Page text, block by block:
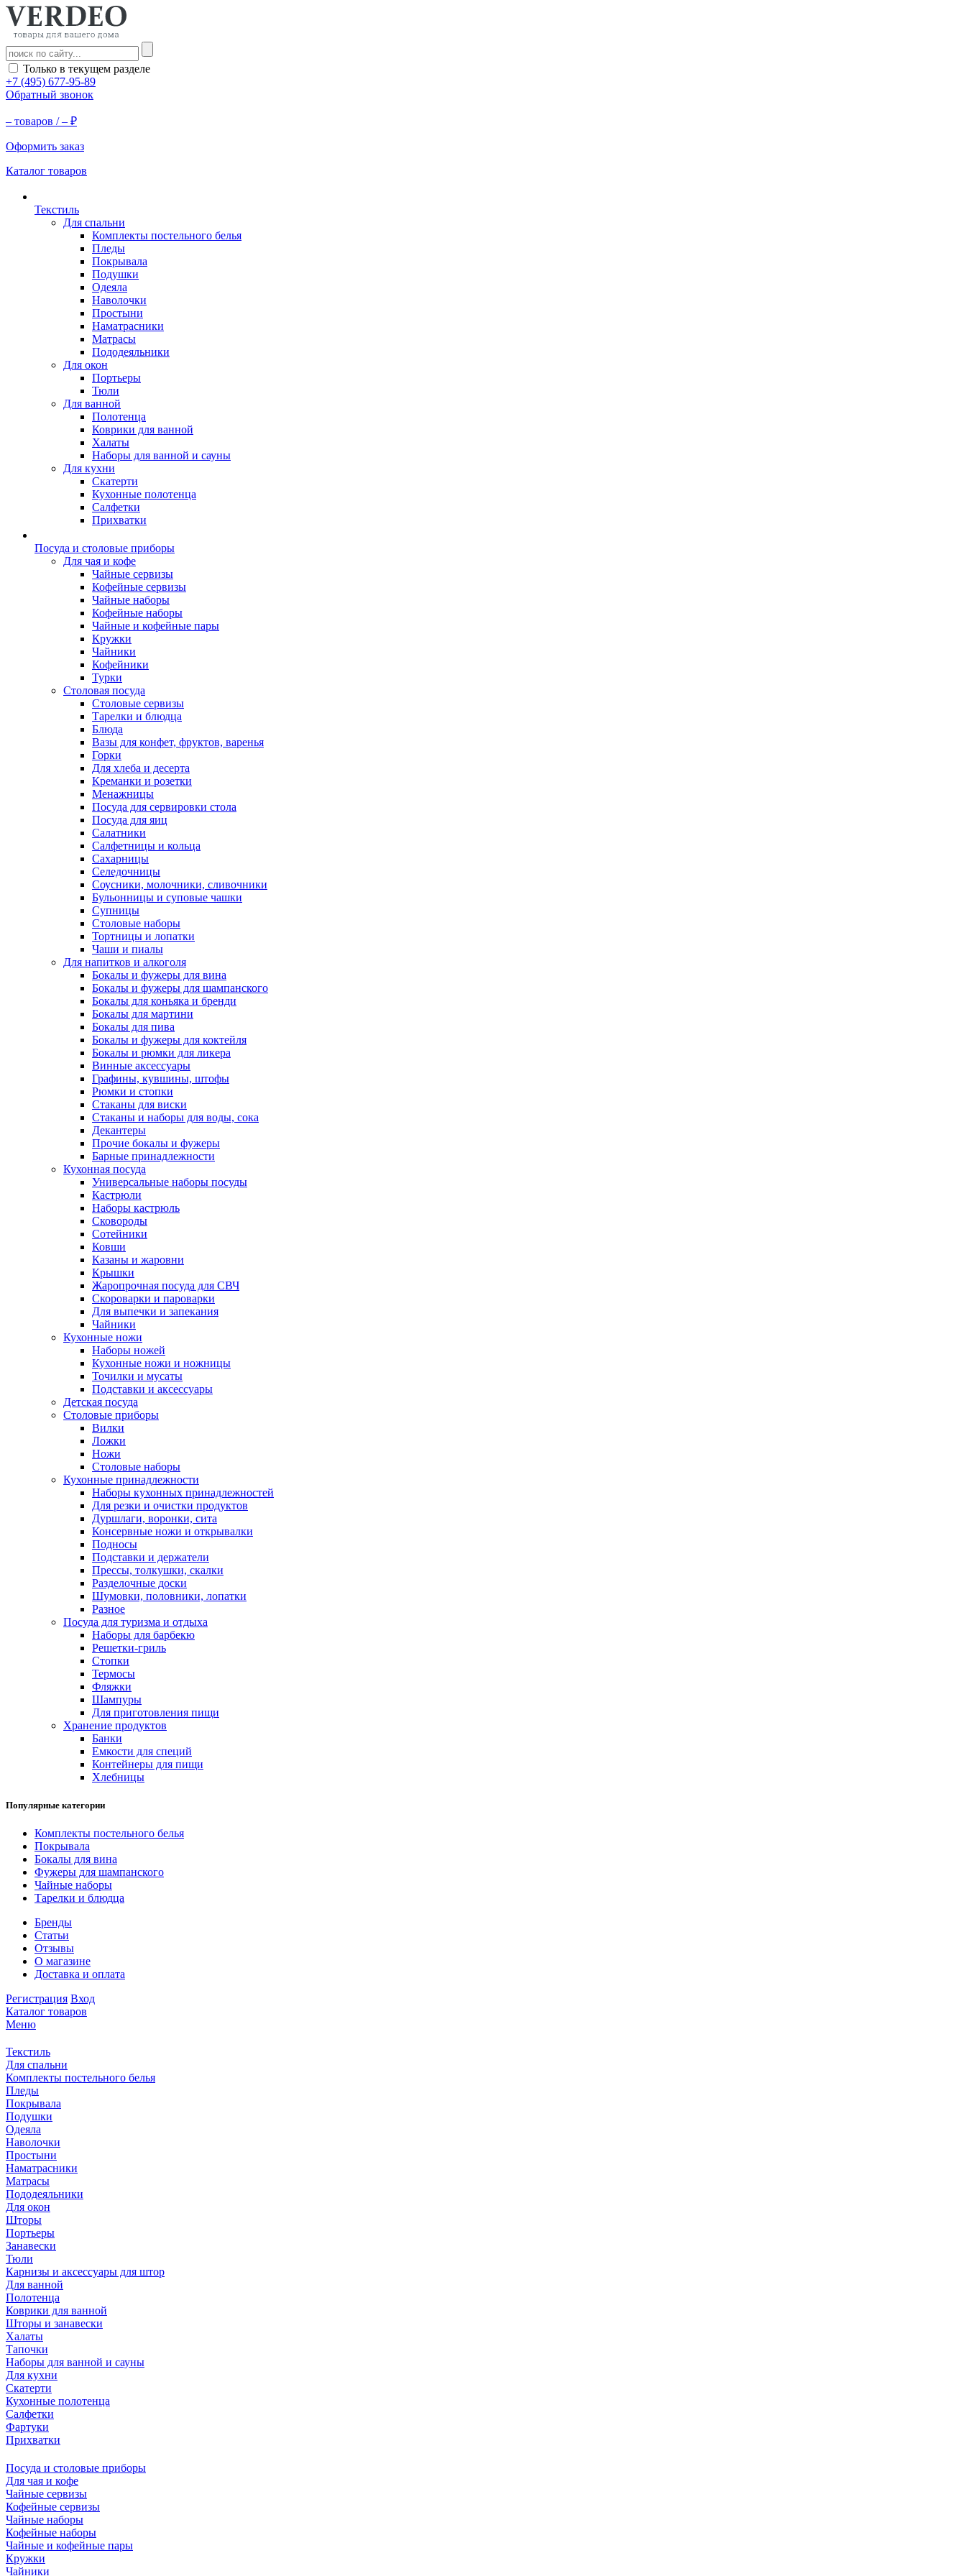
Только в текущем разделе
+7 (495) 677-95-89
Обратный звонок
– товаров /– ₽
Оформить заказ
Каталог товаров
Текстиль
Для спальни
Комплекты постельного белья
Пледы
Покрывала
Подушки
Одеяла
Наволочки
Простыни
Наматрасники
Матрасы
Пододеяльники
Для окон
Портьеры
Тюли
Для ванной
Полотенца
Коврики для ванной
Халаты
Наборы для ванной и сауны
Для кухни
Скатерти
Кухонные полотенца
Салфетки
Прихватки
Посуда и столовые приборы
Для чая и кофе
Чайные сервизы
Кофейные сервизы
Чайные наборы
Кофейные наборы
Чайные и кофейные пары
Кружки
Чайники
Кофейники
Турки
Столовая посуда
Столовые сервизы
Тарелки и блюдца
Блюда
Вазы для конфет, фруктов, варенья
Горки
Для хлеба и десерта
Креманки и розетки
Менажницы
Посуда для сервировки стола
Посуда для яиц
Салатники
Салфетницы и кольца
Сахарницы
Селедочницы
Соусники, молочники, сливочники
Бульонницы и суповые чашки
Супницы
Столовые наборы
Тортницы и лопатки
Чаши и пиалы
Для напитков и алкоголя
Бокалы и фужеры для вина
Бокалы и фужеры для шампанского
Бокалы для коньяка и бренди
Бокалы для мартини
Бокалы для пива
Бокалы и фужеры для коктейля
Бокалы и рюмки для ликера
Винные аксессуары
Графины, кувшины, штофы
Рюмки и стопки
Стаканы для виски
Стаканы и наборы для воды, сока
Декантеры
Прочие бокалы и фужеры
Барные принадлежности
Кухонная посуда
Универсальные наборы посуды
Кастрюли
Наборы кастрюль
Сковороды
Сотейники
Ковши
Казаны и жаровни
Крышки
Жаропрочная посуда для СВЧ
Скороварки и пароварки
Для выпечки и запекания
Чайники
Кухонные ножи
Наборы ножей
Кухонные ножи и ножницы
Точилки и мусаты
Подставки и аксессуары
Детская посуда
Столовые приборы
Вилки
Ложки
Ножи
Столовые наборы
Кухонные принадлежности
Наборы кухонных принадлежностей
Для резки и очистки продуктов
Дуршлаги, воронки, сита
Консервные ножи и открывалки
Подносы
Подставки и держатели
Прессы, толкушки, скалки
Разделочные доски
Шумовки, половники, лопатки
Разное
Посуда для туризма и отдыха
Наборы для барбекю
Решетки-гриль
Стопки
Термосы
Фляжки
Шампуры
Для приготовления пищи
Хранение продуктов
Банки
Емкости для специй
Контейнеры для пищи
Хлебницы
Популярные категории
Комплекты постельного белья
Покрывала
Бокалы для вина
Фужеры для шампанского
Чайные наборы
Тарелки и блюдца
Бренды
Статьи
Отзывы
О магазине
Доставка и оплата
Регистрация Вход
Каталог товаров
Меню
Текстиль
Для спальни
Комплекты постельного белья
Пледы
Покрывала
Подушки
Одеяла
Наволочки
Простыни
Наматрасники
Матрасы
Пододеяльники
Для окон
Шторы
Портьеры
Занавески
Тюли
Карнизы и аксессуары для штор
Для ванной
Полотенца
Коврики для ванной
Шторы и занавески
Халаты
Тапочки
Наборы для ванной и сауны
Для кухни
Скатерти
Кухонные полотенца
Салфетки
Фартуки
Прихватки
Посуда и столовые приборы
Для чая и кофе
Чайные сервизы
Кофейные сервизы
Чайные наборы
Кофейные наборы
Чайные и кофейные пары
Кружки
Чайники